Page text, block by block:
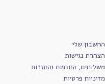
החשבון שלי
הצהרת נגישות
משלוחים, החלפות והחזרות
מדיניות פרטיות